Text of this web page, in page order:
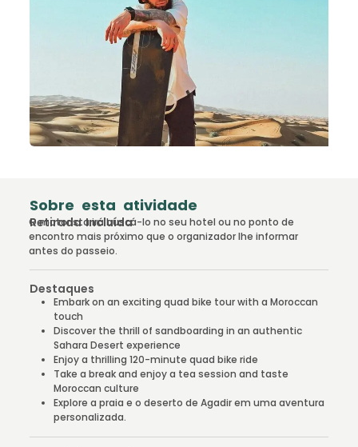
Sobre esta atividade
Retirada Incluída
O motorista irá buscá-lo no seu hotel ou no ponto de
encontro mais próximo que o organizador lhe informar
antes do passeio.
Destaques
Embark on an exciting quad bike tour with a Moroccan
touch
Discover the thrill of sandboarding in an authentic
Sahara Desert experience
Enjoy a thrilling 120-minute quad bike ride
Take a break and enjoy a tea session and taste
Moroccan culture
Explore a praia e o deserto de Agadir em uma aventura
personalizada.